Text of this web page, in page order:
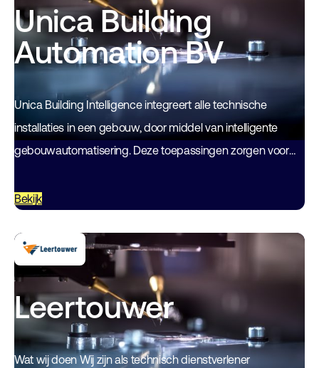
Unica Building
Automation BV
Unica Building Intelligence integreert alle technische
installaties in een gebouw, door middel van intelligente
gebouwautomatisering. Deze toepassingen zorgen voor
cluster bestaat uit de…
Bekijk
Leertouwer
Wat wij doen Wij zijn als technisch dienstverlener